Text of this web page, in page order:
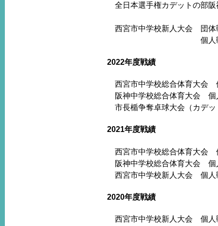
全日本選手権カデットの部
西宮市中学校新人大会 団
個人戦 後藤 輝真（
2022年度戦績
西宮市中学校総合体育大会
阪神中学校総合体育大会
市長楯争奪卓球大会（カデ
2021年度戦績
西宮市中学校総合体育大会
阪神中学校総合体育大会
西宮市中学校新人大会 個
2020年度戦績
西宮市中学校新人大会 個